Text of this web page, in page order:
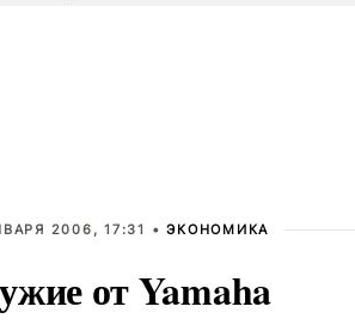
2006, 17:31 •ЭКОНОМИКА
от Yamaha